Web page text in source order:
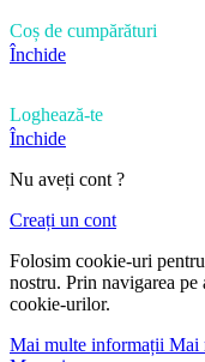
Coș de cumpărături
Închide
Loghează-te
Închide
Nu aveți cont ?
Creați un cont
Folosim cookie-uri
nostru. Prin navigarea pe
cookie-urilor.
Mai multe informații Mai